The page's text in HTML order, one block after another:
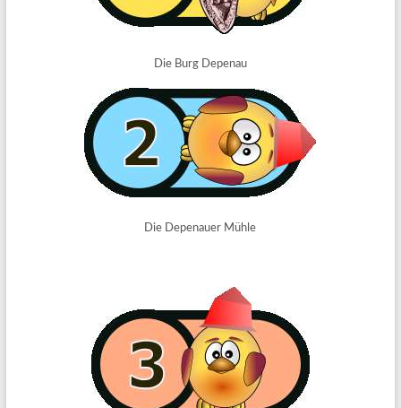
Die Burg Depenau
Die Depenauer Mühle